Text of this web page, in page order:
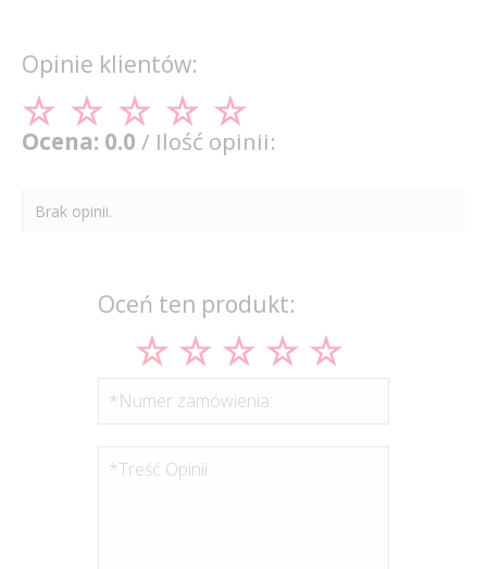
Opinie klientów:
Ocena: 0.0 / Ilość opinii:
Brak opinii.
Oceń ten produkt:
*Numer zamówienia:
*Treść Opinii: